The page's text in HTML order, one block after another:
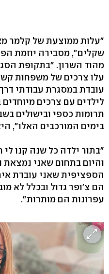
שקלים", מסבירה יוזמת
מהוד השרון. "בתקופת
עלו צרכים של משפחות
עובדת במסגרת עבודתי
לילדים עם צרכים
תרומות כספי ובישולים
בימים המורכבים האלו",
"בתור ילדה כל שנה קנו
והיום בתחום שאני נמצאת
הספציפית שאני עובדת
הם צ'ופר גדול ובכלל לא
עפרונות הם מותרות".